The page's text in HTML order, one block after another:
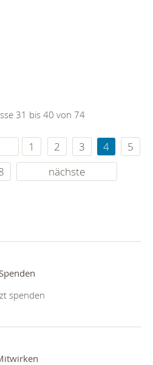
31 bis 40 von 74
1 2 3 4
5
nächste
Spenden
spenden